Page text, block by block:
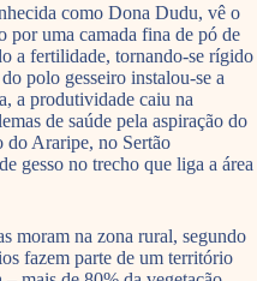
como Dona Dudu, vê o
por uma camada fina de pó de
a fertilidade, tornando-se rígido
polo gesseiro instalou-se a
a produtividade caiu na
de saúde pela aspiração do
Araripe, no Sertão
gesso no trecho que liga a área
moram na zona rural, segundo
fazem parte de um território